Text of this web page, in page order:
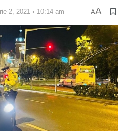
2, 2021 ◦ 10:14 am AA